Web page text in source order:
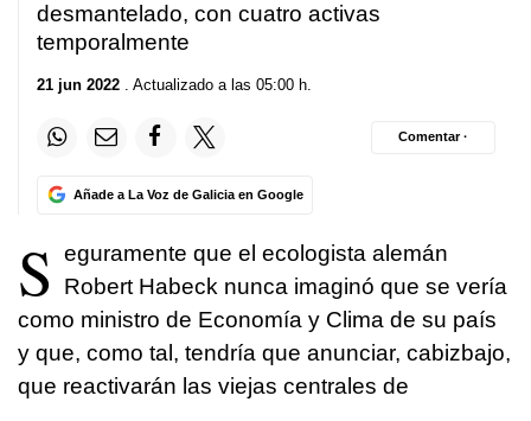
desmantelado, con cuatro activas
temporalmente
21 jun 2022 . Actualizado a las 05:00 h.
Añade a La Voz de Galicia en Google
Comentar ·
S
eguramente que el ecologista alemán
Robert Habeck nunca imaginó que se vería
como ministro de Economía y Clima de su país
y que, como tal, tendría que anunciar, cabizbajo,
que reactivarán las viejas centrales de